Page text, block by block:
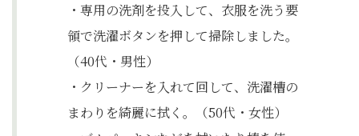
・専用の洗剤を投入して、衣服を洗う要
領で洗濯ボタンを押して掃除しました。
（40代・男性）
・クリーナーを入れて回して、洗濯槽の
まわりを綺麗に拭く。（50代・女性）